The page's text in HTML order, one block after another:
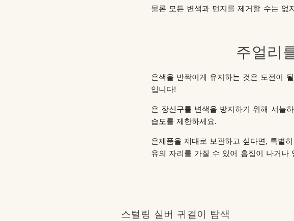
물론 모든 변색과 먼지를 제거할 수는 없
주얼리
은색을 반짝이게 유지하는 것은 도전이
입니다!
은 장신구를 변색을 방지하기 위해 서늘
습도를 제한하세요.
은제품을 제대로 보관하고 싶다면, 특별
유의 자리를 가질 수 있어 흠집이 나거나
스털링 실버 귀걸이 탐색